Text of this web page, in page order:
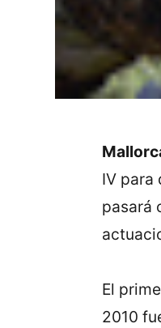
IV para
pasará
El
2010